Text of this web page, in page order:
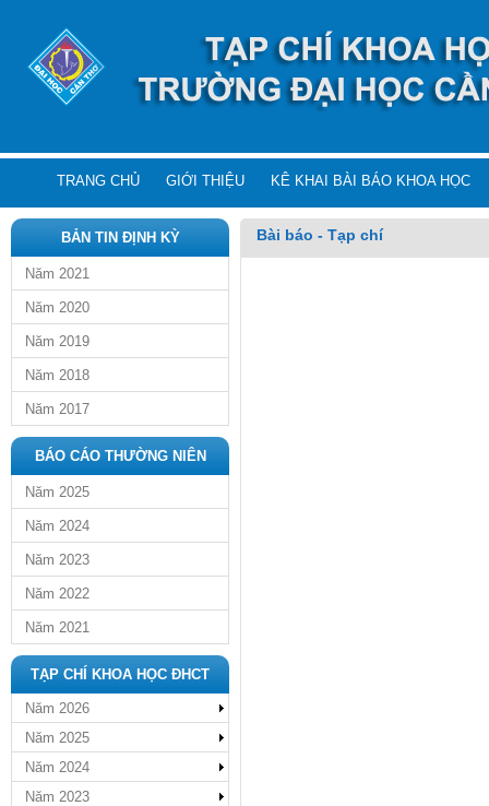
TRANG CHỦ GIỚI THIỆU KÊ KHAI BÀI BÁO KHOA HỌC
BẢN TIN ĐỊNH KỲ
Năm 2021
Năm 2020
Năm 2019
Năm 2018
Năm 2017
BÁO CÁO THƯỜNG NIÊN
Năm 2025
Năm 2024
Năm 2023
Năm 2022
Năm 2021
TẠP CHÍ KHOA HỌC ĐHCT
Năm 2026
Năm 2025
Năm 2024
Năm 2023
Bài báo - Tạp chí